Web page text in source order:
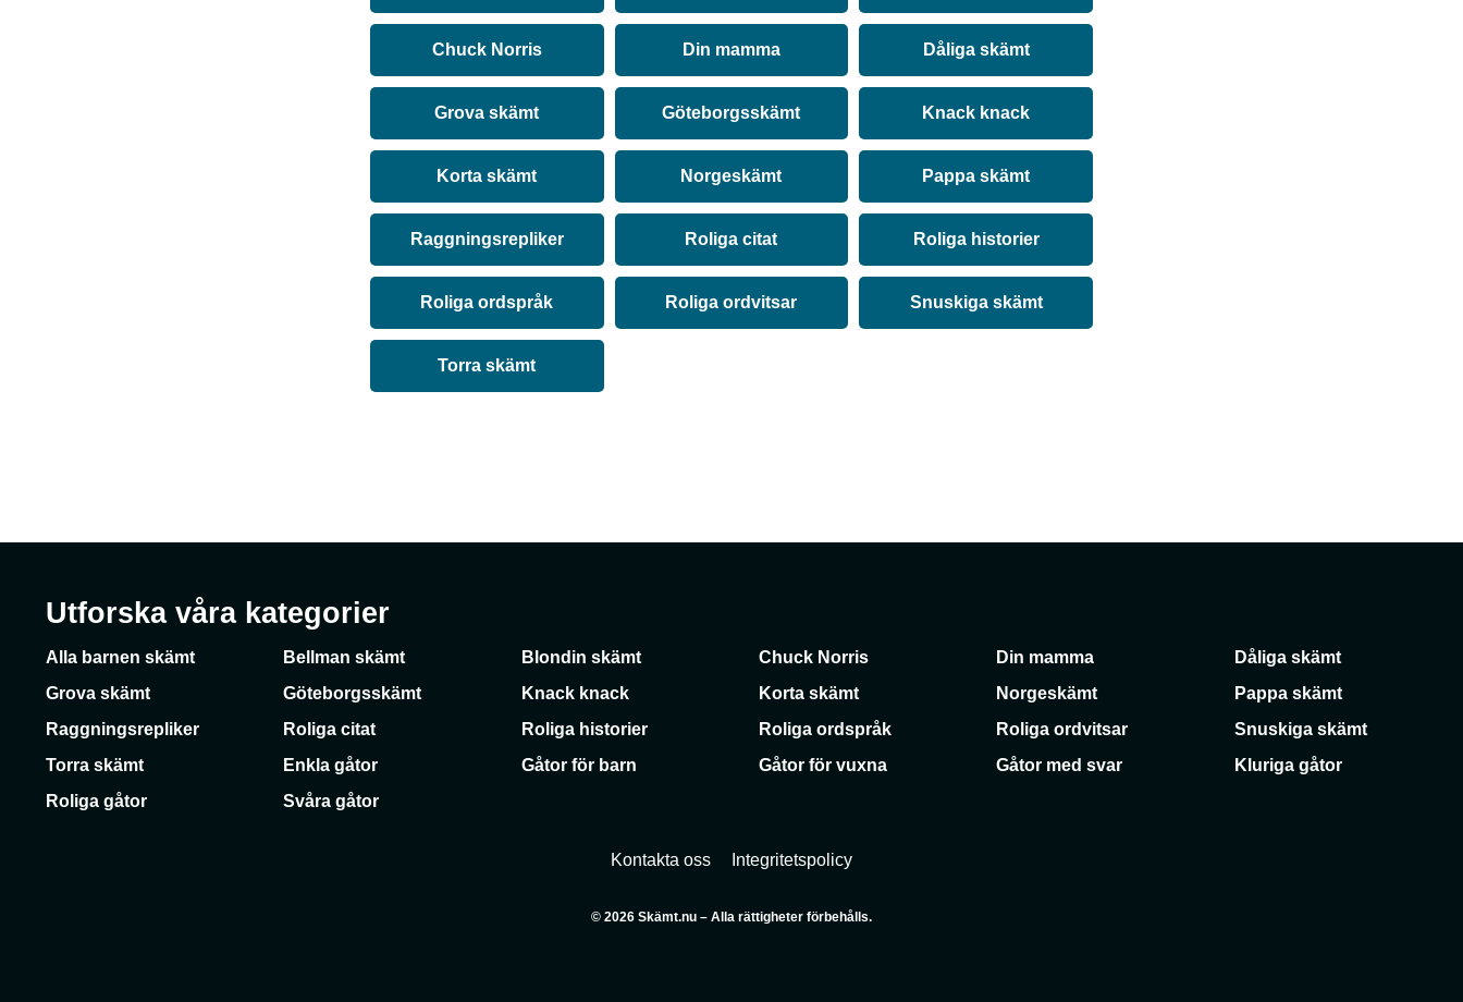
Chuck Norris Din mamma Dåliga skämt
Grova skämt Göteborgsskämt Knack knack
Korta skämt Norgeskämt Pappa skämt
Raggningsrepliker Roliga citat Roliga historier
Roliga ordspråk Roliga ordvitsar Snuskiga skämt
Torra skämt
Utforska våra kategorier
Alla barnen skämt Bellman skämt Blondin skämt Chuck Norris Din mamma
Dåliga skämt
Grova skämt
Göteborgsskämt Knack knack Korta skämt Norgeskämt
Pappa skämt
Raggningsrepliker
Roliga citat Roliga historier Roliga ordspråk Roliga ordvitsar
Snuskiga skämt
Torra skämt
Enkla gåtor Gåtor för barn Gåtor för vuxna Gåtor med svar
Kluriga gåtor
Roliga gåtor
Svåra gåtor
Kontakta oss Integritetspolicy
© 2026 Skämt.nu – Alla rättigheter förbehålls.